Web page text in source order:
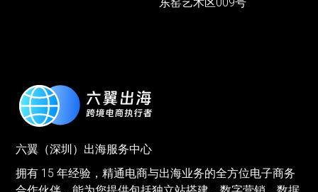
六翼（深圳）出海服务中心
拥有 15 年经验，精通电商与出海业务的全方位电子商务